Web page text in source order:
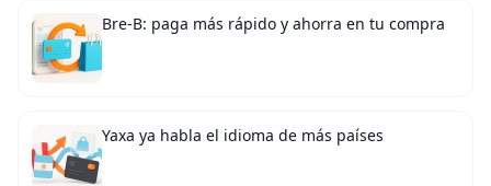
Bre-B: paga más rápido y ahorra en tu compra
Yaxa ya habla el idioma de más países